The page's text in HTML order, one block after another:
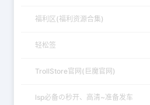
福利区(福利资源合集)
轻松签
TrollStore官网(巨魔官网)
lsp必备の秒开、高清~准备发车